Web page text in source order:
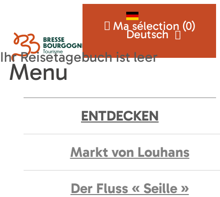
Deutsch
Ma sélection (0)
Menu
ENTDECKEN
Markt von Louhans
Der Fluss « Seille »